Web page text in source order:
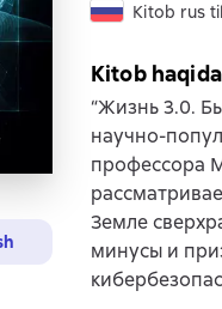
Kitob rus
Kitob haqida
“Жизнь 3.0.
научно-
профессора
Земле
минусы и